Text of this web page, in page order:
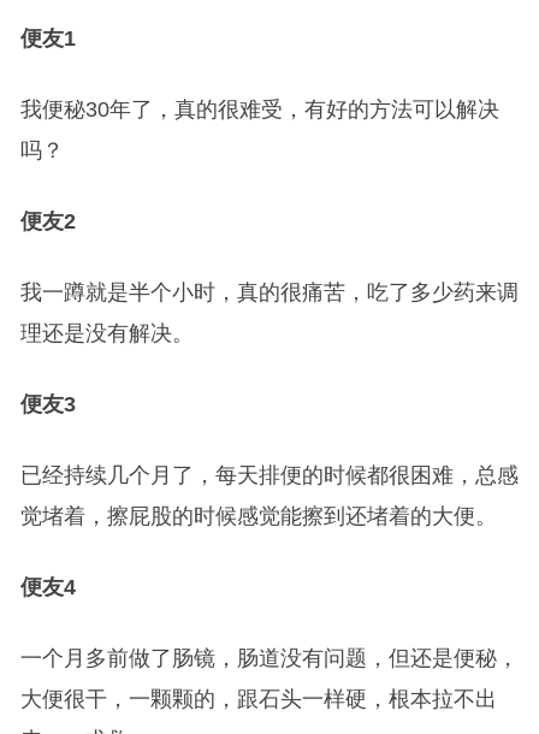
便友1
我便秘30年了，真的很难受，有好的方法可以解决
吗？
便友2
我一蹲就是半个小时，真的很痛苦，吃了多少药来调
理还是没有解决。
便友3
已经持续几个月了，每天排便的时候都很困难，总感
觉堵着，擦屁股的时候感觉能擦到还堵着的大便。
便友4
一个月多前做了肠镜，肠道没有问题，但还是便秘，
大便很干，一颗颗的，跟石头一样硬，根本拉不出